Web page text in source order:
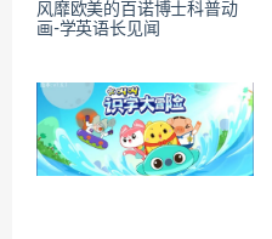
风靡欧美的百诺博士科普动
画-学英语长见闻